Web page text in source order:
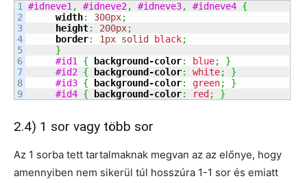
1
2
3
4
5
6
7
8
#idneve1 , #idneve2, #idneve3, #idneve4 {
width: 300px;
height: 200px;
border: 1px solid black;
}
#id1
{ background-color: blue;
}
#id2 { background-color: white;
}
#id3 { background-color: green;
}
#id4 { background-color: red ; }
2.4) 1 sor vagy több sor
Az 1 sorba tett tartalmaknak megvan az az előnye, hogy
amennyiben nem sikerül túl hosszúra 1-1 sor és emiatt